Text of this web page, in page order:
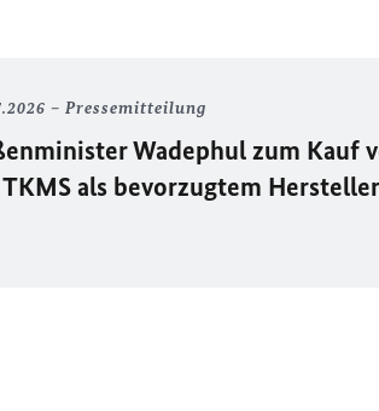
Pressemitteilung
Wadephul zum Kauf
als bevorzugtem Hersteller